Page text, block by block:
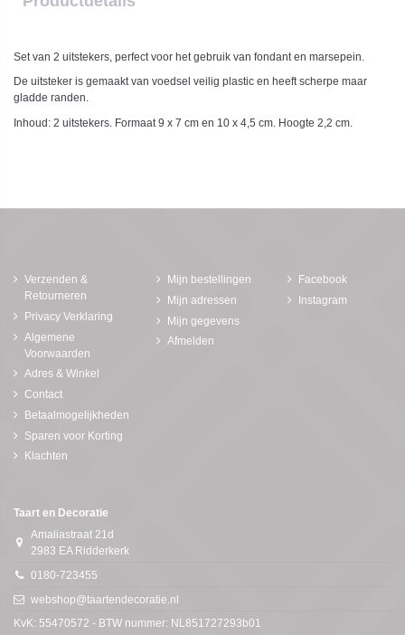
Set van 2 uitstekers, perfect voor het gebruik van fondant en marsepein.
De uitsteker is gemaakt van voedsel veilig plastic en heeft scherpe maar
gladde randen.
Inhoud: 2 uitstekers. Formaat 9 x 7 cm en 10 x 4,5 cm. Hoogte 2,2 cm.
Verzenden &
Retourneren
Privacy Verklaring
Algemene
Voorwaarden
Adres & Winkel
Contact
Betaalmogelijkheden
Sparen voor Korting
Klachten
Mijn bestellingen
Mijn adressen
Mijn gegevens
Afmelden
Facebook
Instagram
Taart en Decoratie
Amaliastraat 21d
2983 EA Ridderkerk
0180-723455
webshop@taartendecoratie.nl
KvK: 55470572 - BTW nummer: NL851727293b01